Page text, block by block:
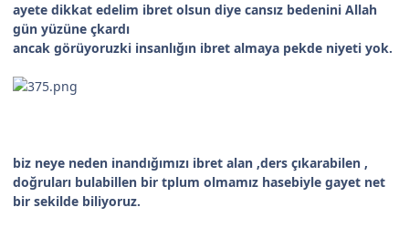
ayete dikkat edelim ibret olsun diye cansız bedenini Allah
gün yüzüne çkardı
ancak görüyoruzki insanlığın ibret almaya pekde niyeti yok.
biz neye neden inandığımızı ibret alan ,ders çıkarabilen ,
doğruları bulabillen bir tplum olmamız hasebiyle gayet net
bir sekilde biliyoruz.